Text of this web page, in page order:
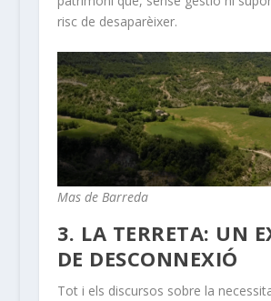
risc de desaparèixer.
Mas de Barreda
3. LA TERRETA: UN
DE DESCONNEXIÓ
Tot i els discursos sobre la